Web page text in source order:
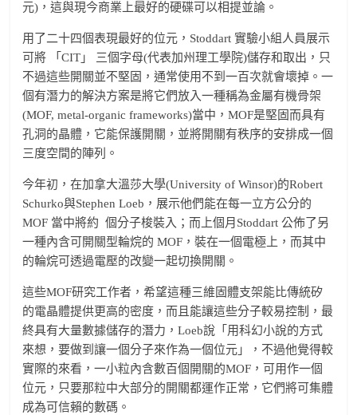
元)，這與現今商業上最好的硬碟可以相提並論。
用了二十四個表現最好的位元，Stoddart 實驗小組人員展示
可將 「CIT」 三個字母(代表加州理工學院)儲存和取出，只
不過這些開關並不堅固，通常使用不到一百次就會壞掉。一
個有潛力的解決方案是將它們放入一種稱為金屬有機骨架
(MOF, metal-organic frameworks)當中，MOF是堅固而具有
孔洞的晶體，它能保護開關，並將開關有秩序的安排成一個
三度空間的陣列。
今年初，在加拿大溫莎大學(University of Winsor)的Robert
Schurko與Stephen Loeb，展示他們能在每一立方公分的
MOF 當中將約 個分子梭裝入；而上個月Stoddart 公佈了另
一種內含可開關型輪烷的 MOF，裝在一個電極上，而其中
的輪烷可透過電壓的改變一起切換開關。
這些MOF研究工作者，希望這種三維固體支架能比傳統矽
的電晶體提供更高的密度，而且能讓這些分子較易控制，最
終具有大量數據儲存的潛力，Loeb說「用科幻小說的方式
來想，要做到讓一個分子來作為一個位元」，不過他覺得較
實際的來看，一小粒內含數百個開關的MOF，可用作一個
位元，只要那粒中大部分的開關都運作正常，它們將可集體
成為可信賴的數碼。